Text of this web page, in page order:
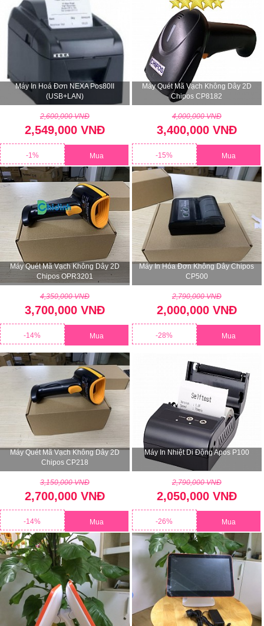
Máy In Hoá Đơn NEXA Pos80II
(USB+LAN)
2,600,000 VNĐ
2,549,000 VNĐ
-1% Mua
Máy Quét Mã Vạch Không Dây 2D
Chipos CP8182
4,000,000 VNĐ
3,400,000 VNĐ
-15% Mua
Máy Quét Mã Vạch Không Dây 2D
Chipos OPR3201
4,350,000 VNĐ
3,700,000 VNĐ
-14% Mua
Máy In Hóa Đơn Không Dây Chipos
CP500
2,790,000 VNĐ
2,000,000 VNĐ
-28% Mua
Máy Quét Mã Vạch Không Dây 2D
Chipos CP218
3,150,000 VNĐ
2,700,000 VNĐ
-14% Mua
Máy In Nhiệt Di Động Apos P100
2,790,000 VNĐ
2,050,000 VNĐ
-26% Mua